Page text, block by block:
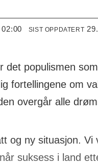
02:00 SIST OPPDATERT
det populismen
fortellingene om
overgår alle
og ny situasjon.
suksess i land